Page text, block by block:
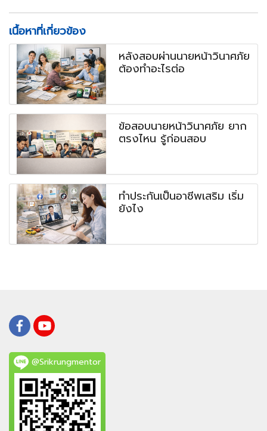
เนื้อหาที่เกี่ยวข้อง
หลังสอบผ่านนายหน้าวินาศภัย
ต้องทำอะไรต่อ
ข้อสอบนายหน้าวินาศภัย ยาก
ตรงไหน รู้ก่อนสอบ
ทำประกันเป็นอาชีพเสริม เริ่ม
ยังไง
@Srikrungmentor